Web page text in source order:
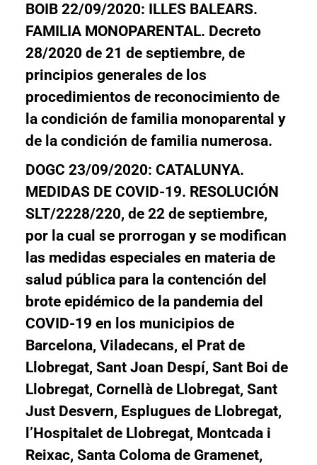
BOIB 22/09/2020: ILLES BALEARS.
FAMILIA MONOPARENTAL. Decreto
28/2020 de 21 de septiembre, de
principios generales de los
procedimientos de reconocimiento de
la condición de familia monoparental y
de la condición de familia numerosa.
DOGC 23/09/2020: CATALUNYA.
MEDIDAS DE COVID-19. RESOLUCIÓN
SLT/2228/220, de 22 de septiembre,
por la cual se prorrogan y se modifican
las medidas especiales en materia de
salud pública para la contención del
brote epidémico de la pandemia del
COVID-19 en los municipios de
Barcelona, Viladecans, el Prat de
Llobregat, Sant Joan Despí, Sant Boi de
Llobregat, Cornellà de Llobregat, Sant
Just Desvern, Esplugues de Llobregat,
l’Hospitalet de Llobregat, Montcada i
Reixac, Santa Coloma de Gramenet,